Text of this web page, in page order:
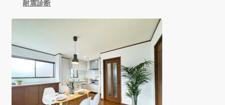
耐震診断